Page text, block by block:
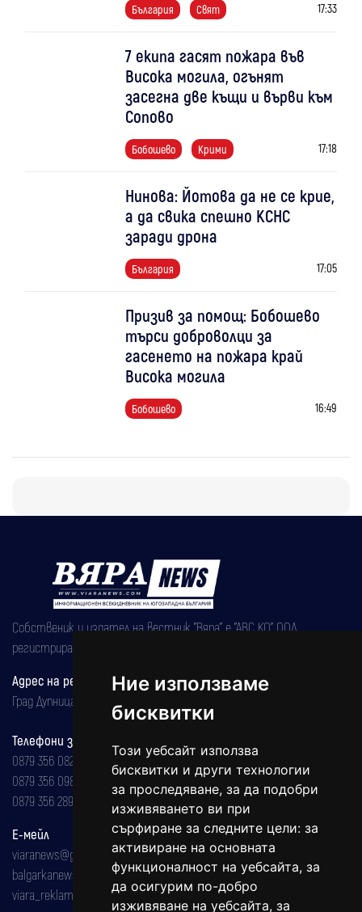
Ние използваме
бисквитки
Този уебсайт използва
бисквитки и други технологии
за проследяване, за да подобри
изживяването ви при
сърфиране за следните цели: за
активиране на основната
функционалност на уебсайта, за
да осигурим по-добро
изживяване на уебсайта, за
България Свят 17:33
7 екипа гасят пожара във
Висока могила, огънят
засегна две къщи и върви към
Сопово
Бобошево Крими 17:18
Нинова: Йотова да не се крие,
а да свика спешно КСНС
заради дрона
България 17:05
Призив за помощ: Бобошево
търси доброволци за
гасенето на пожара край
Висока могила
Бобошево 16:49
Собственик и издател на вестник "Вяра" е "АВС КО" ООД,
регистрирана на 08.05.2002 година.
Адрес на редакцията
Град Дупница, ул.''Христо Ботев" 43
Телефони за реклама и абонаменти
0879 356 082
0879 356 098
0879 356 289
Е-мейл
viaranews@gmail.com
balgarkanews@gmail.com
viara_reklama@mail.bg